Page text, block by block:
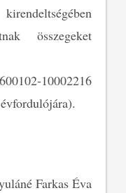
összegeket
10002216
Farkas Éva